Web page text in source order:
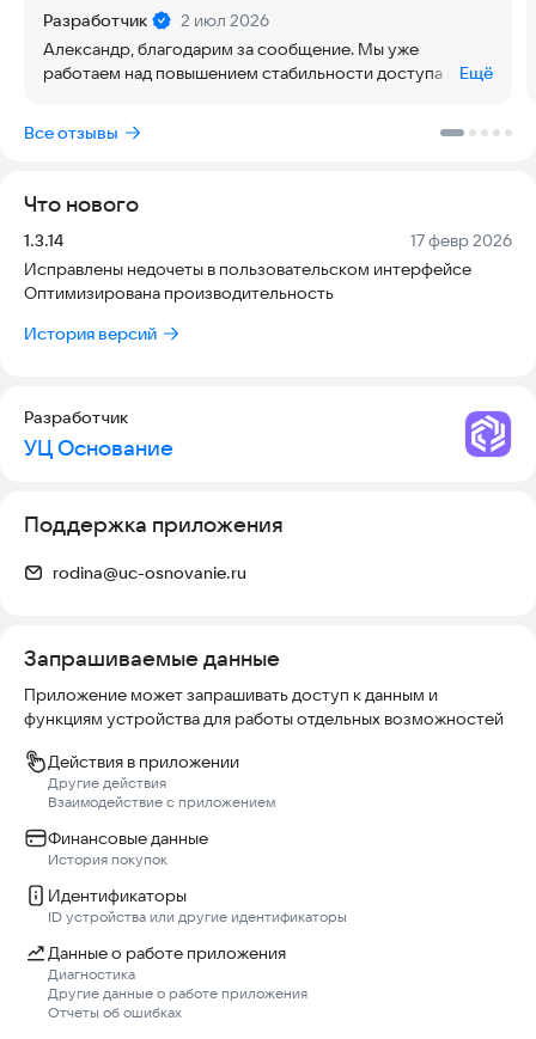
В приложении также доступны услуги добровольного
медицинского страхования для визита в Россию и
страхования имущества. Спектр постоянно расширяется. В
планах — предоставление услуг по получению СНИЛС,
функционалу МФЦ, как для иностранных граждан, так и для
Удостоверяющий центр «Основание» является
единственным центром, наделённым правом выдачи
электронной подписи за пределами России согласно
Постановлению Правительства РФ №1418 от 23.10.2024 г.
На данный момент, УЦ «Основание» представлено в
Армении, Казахстане, Киргизии и Узбекистане, ведётся
Разработчик
2 июл 2026
Александр, благодарим за сообщение. Мы уже
работаем над повышением стабильности доступа к
Пожалуйста, следите за обновлениями приложения. С
уважением, Служба поддержки
Ещё
Все отзывы
Что нового
Версия:
1.3.14 Дата:
17 февр 2026
Исправлены недочеты в пользовательском интерфейсе
Оптимизирована производительность
История версий
Разработчик
УЦ Основание
Поддержка приложения
rodina@uc-osnovanie.ru
Запрашиваемые данные
Приложение может запрашивать доступ к данным и
функциям устройства для работы отдельных возможностей
Действия в приложении
Другие действия
Взаимодействие с приложением
Финансовые данные
История покупок
Идентификаторы
ID устройства или другие идентификаторы
Данные о работе приложения
Диагностика
Другие данные о работе приложения
Отчеты об ошибках